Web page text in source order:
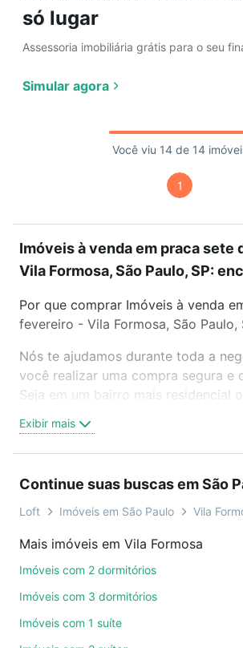
só lugar
Assessoria imobiliária grátis para o seu
Simular agora
Você viu 14 de 14
1
Imóveis à venda em praca sete
Vila Formosa, São Paulo, SP:
Por que comprar Imóveis à venda
fevereiro - Vila Formosa, São Paulo,
Nós te ajudamos durante toda a
você realizar uma compra segura e
Seja em um bairro mais residencial
oferta ideal de Imóveis à venda em
fevereiro - Vila Formosa, São Paulo,
ou por videochamada, é grátis, sem
você ainda conta com mais de 46
de imóveis.
ruas, bairros e até condomínios
Exibir mais
Continue suas buscas em São
Loft Imóveis em São Paulo Vila
Mais imóveis em Vila Formosa
Imóveis com 2 dormitórios
Imóveis com 3 dormitórios
Imóveis com 1 suíte